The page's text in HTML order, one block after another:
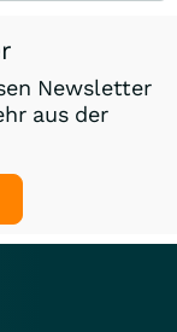
Newsletter
aus der